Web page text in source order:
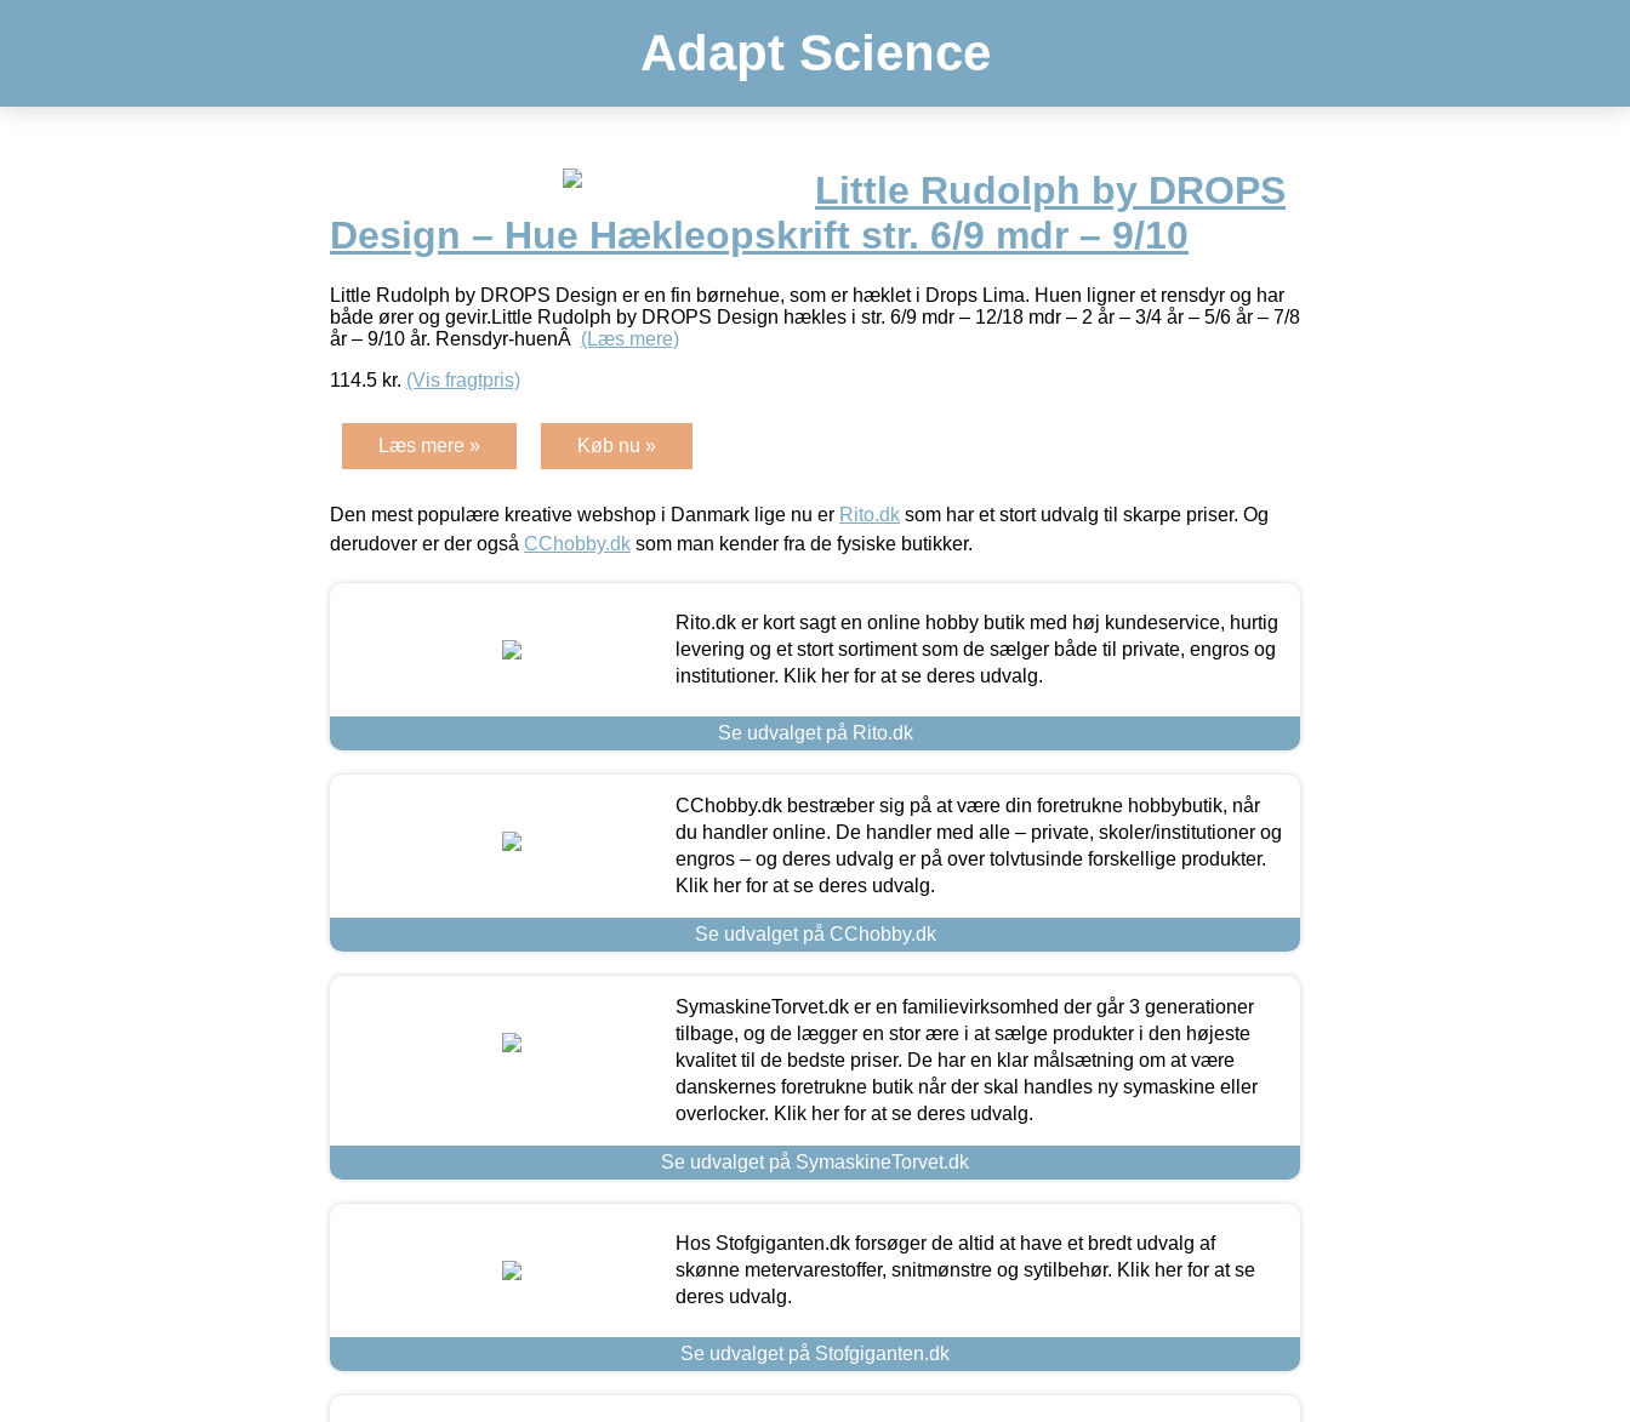
Adapt Science
Little Rudolph by DROPS
Design – Hue Hækleopskrift str. 6/9 mdr – 9/10
Little Rudolph by DROPS Design er en fin børnehue, som er hæklet i Drops Lima. Huen ligner et rensdyr og har
både ører og gevir.Little Rudolph by DROPS Design hækles i str. 6/9 mdr – 12/18 mdr – 2 år – 3/4 år – 5/6 år – 7/8
år – 9/10 år. Rensdyr-huenÂ (Læs mere)
114.5 kr. (Vis fragtpris)
Læs mere » Køb nu »
Den mest populære kreative webshop i Danmark lige nu er Rito.dk som har et stort udvalg til skarpe priser. Og
derudover er der også CChobby.dk som man kender fra de fysiske butikker.
Rito.dk er kort sagt en online hobby butik med høj kundeservice, hurtig
levering og et stort sortiment som de sælger både til private, engros og
institutioner. Klik her for at se deres udvalg.
Se udvalget på Rito.dk
CChobby.dk bestræber sig på at være din foretrukne hobbybutik, når
du handler online. De handler med alle – private, skoler/institutioner og
engros – og deres udvalg er på over tolvtusinde forskellige produkter.
Klik her for at se deres udvalg.
Se udvalget på CChobby.dk
SymaskineTorvet.dk er en familievirksomhed der går 3 generationer
tilbage, og de lægger en stor ære i at sælge produkter i den højeste
kvalitet til de bedste priser. De har en klar målsætning om at være
danskernes foretrukne butik når der skal handles ny symaskine eller
overlocker. Klik her for at se deres udvalg.
Se udvalget på SymaskineTorvet.dk
Hos Stofgiganten.dk forsøger de altid at have et bredt udvalg af
skønne metervarestoffer, snitmønstre og sytilbehør. Klik her for at se
deres udvalg.
Se udvalget på Stofgiganten.dk